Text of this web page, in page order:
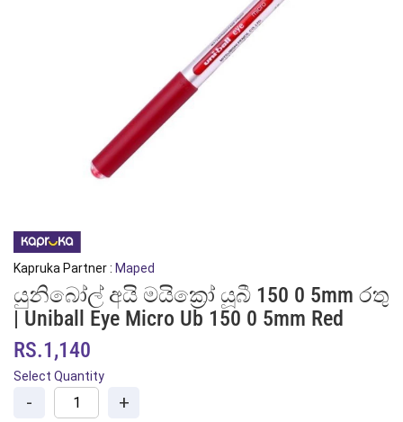
Kapruka Partner : Maped
යුනිබෝල් අයි මයික්‍රෝ යූබී 150 0 5mm රතු
| Uniball Eye Micro Ub 150 0 5mm Red
RS.1,140
Select Quantity
- +